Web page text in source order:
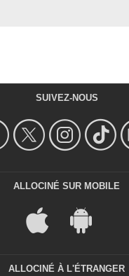
SUIVEZ-NOUS
ALLOCINÉ SUR MOBILE
ALLOCINÉ À L'ÉTRANGER